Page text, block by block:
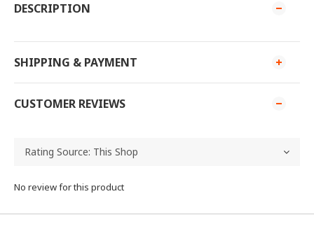
DESCRIPTION
SHIPPING & PAYMENT
CUSTOMER REVIEWS
No review for this product